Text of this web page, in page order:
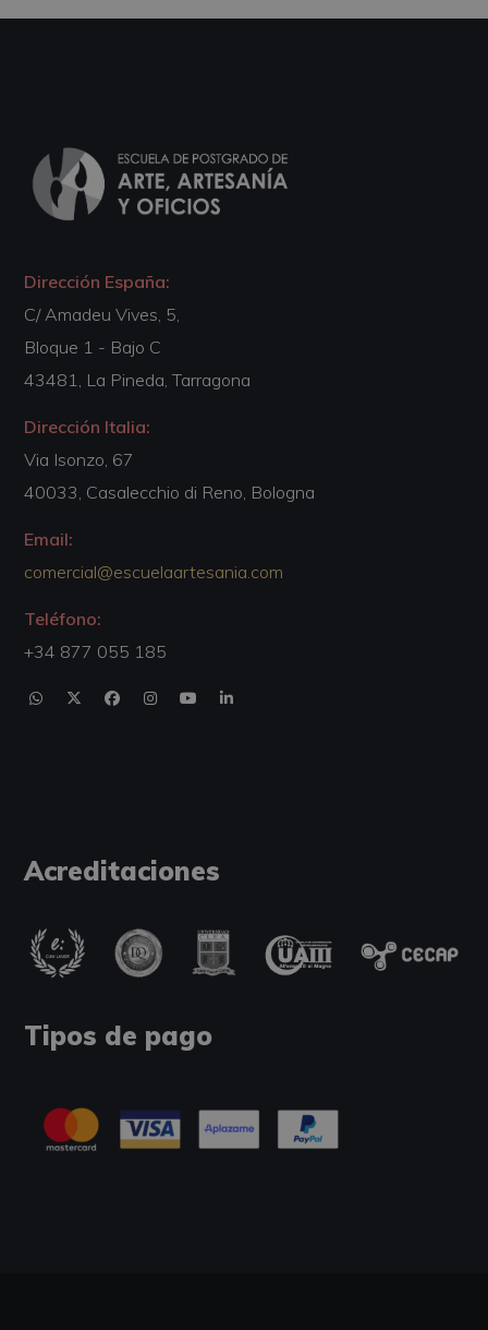
Dirección España:
C/ Amadeu Vives, 5,
Bloque 1 - Bajo C
43481, La Pineda, Tarragona
Dirección Italia:
Via Isonzo, 67
40033, Casalecchio di Reno, Bologna
Email:
comercial@escuelaartesania.com
Teléfono:
+34 877 055 185
Acreditaciones
Tipos de pago